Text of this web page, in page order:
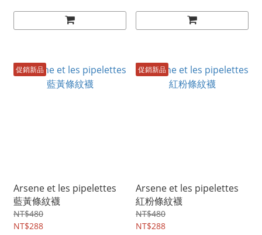
促銷新品
Arsene et les pipelettes
藍黃條紋襪
NT$480
NT$288
促銷新品
Arsene et les pipelettes
紅粉條紋襪
NT$480
NT$288